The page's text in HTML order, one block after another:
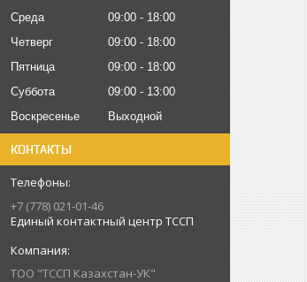
Среда
09:00
18:00
Четверг
09:00
18:00
Пятница
09:00
18:00
Суббота
09:00
13:00
Воскресенье
Выходной
КОНТАКТЫ
+7 (778) 021-01-46
Единый контактный центр ТССП
ТОО "ТССП Казахстан-УК"